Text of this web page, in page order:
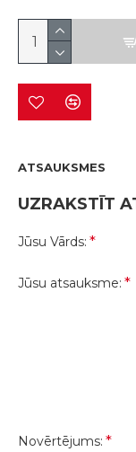
ATSAUKSMES
UZRAKSTĪT
Jūsu Vārds:
Jūsu atsauksme:
Novērtējums: